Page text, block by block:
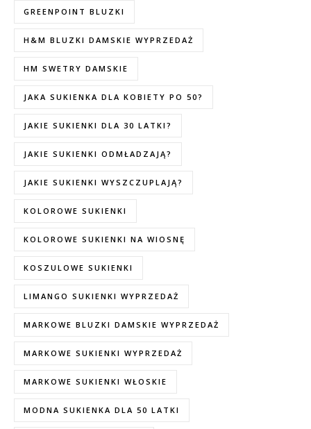
GREENPOINT BLUZKI
H&M BLUZKI DAMSKIE WYPRZEDAŻ
HM SWETRY DAMSKIE
JAKA SUKIENKA DLA KOBIETY PO 50?
JAKIE SUKIENKI DLA 30 LATKI?
JAKIE SUKIENKI ODMŁADZAJĄ?
JAKIE SUKIENKI WYSZCZUPLAJĄ?
KOLOROWE SUKIENKI
KOLOROWE SUKIENKI NA WIOSNĘ
KOSZULOWE SUKIENKI
LIMANGO SUKIENKI WYPRZEDAŻ
MARKOWE BLUZKI DAMSKIE WYPRZEDAŻ
MARKOWE SUKIENKI WYPRZEDAŻ
MARKOWE SUKIENKI WŁOSKIE
MODNA SUKIENKA DLA 50 LATKI